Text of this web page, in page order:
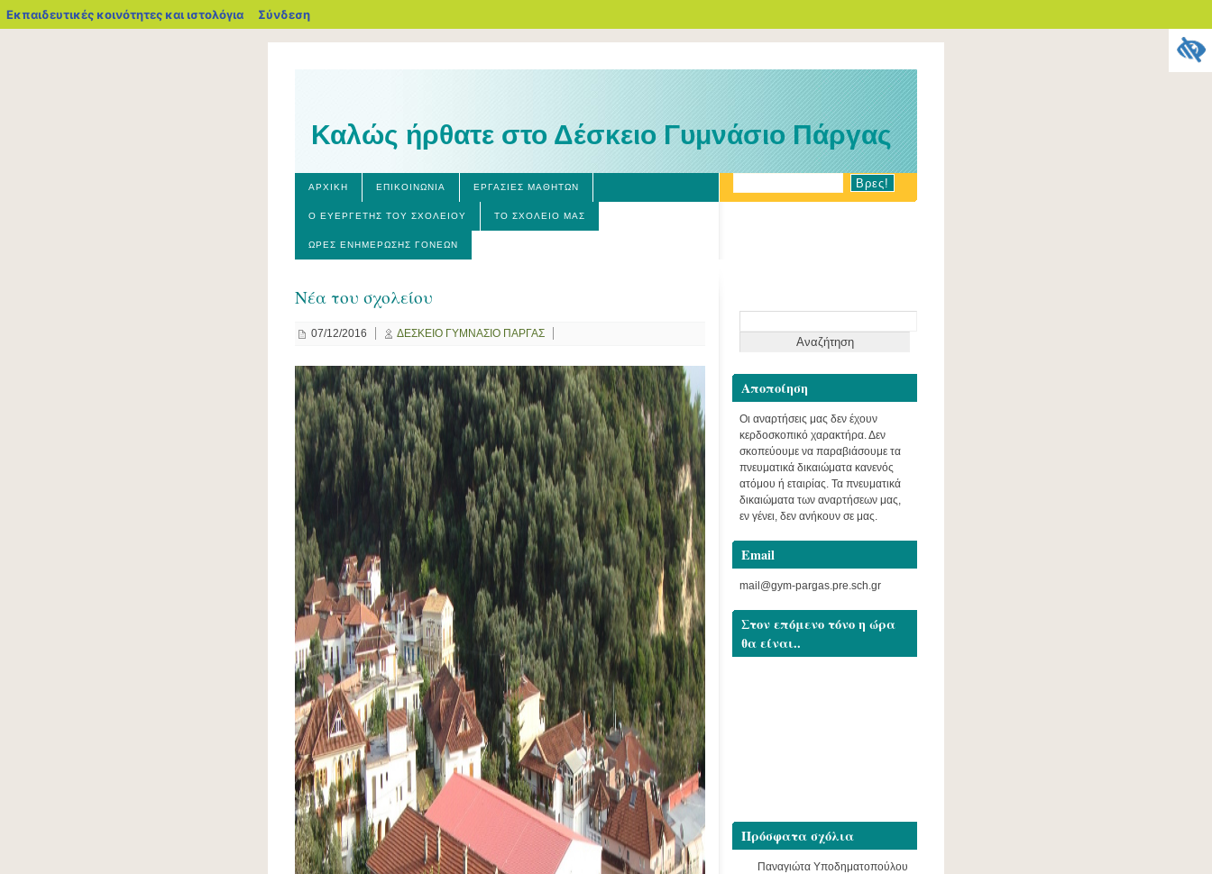
Εκπαιδευτικές κοινότητες και ιστολόγια blogs.sch.gr
Σύνδεση
Καλώς ήρθατε στο Δέσκειο Γυμνάσιο Πάργας
ΑΡΧΙΚΉ ΕΠΙΚΟΙΝΩΝΊΑ ΕΡΓΑΣΊΕΣ ΜΑΘΗΤΏΝ
Ο ΕΥΕΡΓΈΤΗΣ ΤΟΥ ΣΧΟΛΕΊΟΥ ΤΟ ΣΧΟΛΕΊΟ ΜΑΣ
ΏΡΕΣ ΕΝΗΜΈΡΩΣΗΣ ΓΟΝΈΩΝ
Νέα του σχολείου
07/12/2016 ΔΕΣΚΕΙΟ ΓΥΜΝΑΣΙΟ ΠΑΡΓΑΣ
για:
Αποποίηση
Οι αναρτήσεις μας δεν έχουν
κερδοσκοπικό χαρακτήρα. Δεν
σκοπεύουμε να παραβιάσουμε τα
πνευματικά δικαιώματα κανενός
ατόμου ή εταιρίας. Τα πνευματικά
δικαιώματα των αναρτήσεων μας,
εν γένει, δεν ανήκουν σε μας.
Email
mail@gym-pargas.pre.sch.gr
Στον επόμενο τόνο η ώρα
θα είναι..
Πρόσφατα σχόλια
Παναγιώτα Υποδηματοπούλου